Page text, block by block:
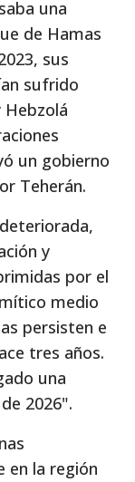
una
de Hamas
sus
sufrido
un gobierno
Teherán.
y
por el
medio
persisten e
tres años.
una
2026".
en la región